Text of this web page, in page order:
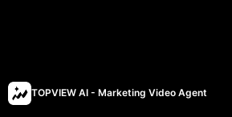
TOPVIEW AI - Marketing Video Agent